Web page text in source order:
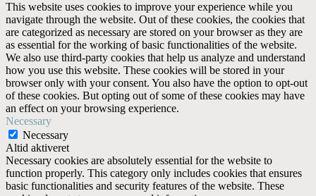
This website uses cookies to improve your experience while you
navigate through the website. Out of these cookies, the cookies that
are categorized as necessary are stored on your browser as they are
as essential for the working of basic functionalities of the website.
We also use third-party cookies that help us analyze and understand
how you use this website. These cookies will be stored in your
browser only with your consent. You also have the option to opt-out
of these cookies. But opting out of some of these cookies may have
an effect on your browsing experience.
Necessary
Necessary
Altid aktiveret
Necessary cookies are absolutely essential for the website to
function properly. This category only includes cookies that ensures
basic functionalities and security features of the website. These